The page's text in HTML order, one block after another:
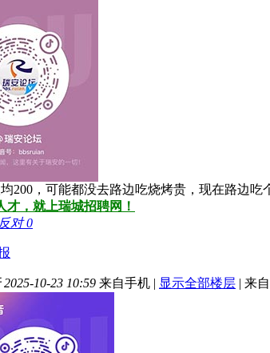
200，可能都没去路边吃烧烤贵，现在路边吃
才，就上瑞城招聘网！
反对0
10-23 10:59 来自手机 | 显示全部楼层 | 来